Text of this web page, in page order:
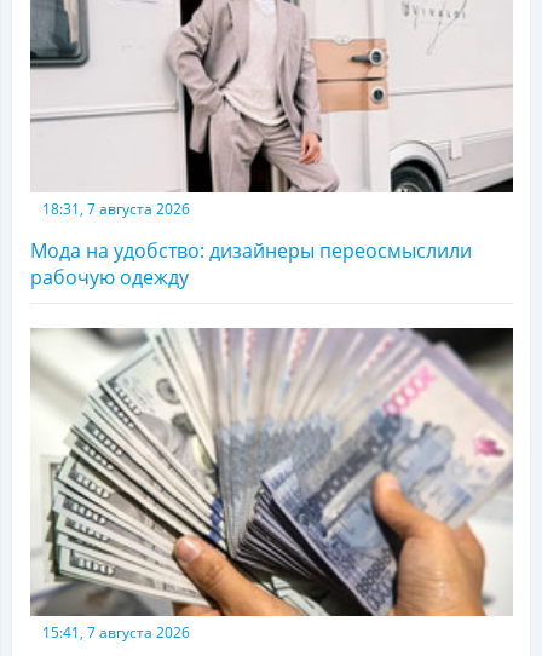
18:31, 7 августа 2026
Мода на удобство: дизайнеры переосмыслили
рабочую одежду
15:41, 7 августа 2026